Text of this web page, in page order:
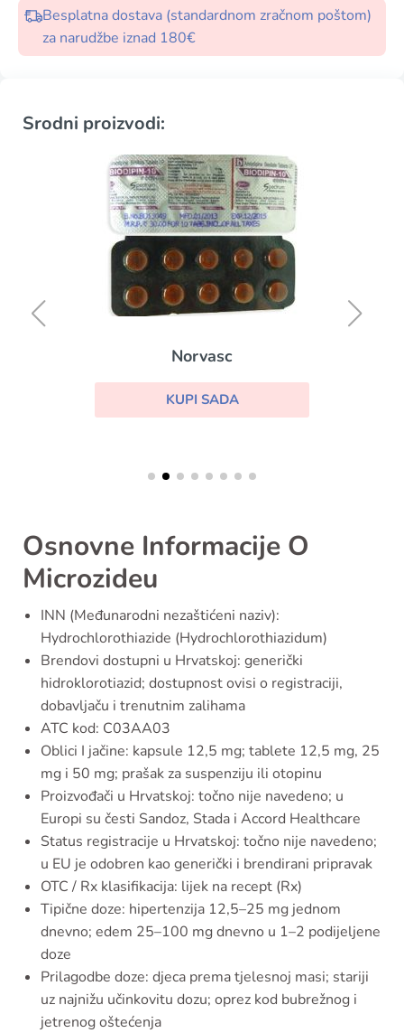
Besplatna dostava (standardnom zračnom poštom)
za narudžbe iznad 180€
Srodni proizvodi:
Norvasc
KUPI SADA
Osnovne Informacije O
Microzideu
INN (Međunarodni nezaštićeni naziv):
Hydrochlorothiazide (Hydrochlorothiazidum)
Brendovi dostupni u Hrvatskoj: generički
hidroklorotiazid; dostupnost ovisi o registraciji,
dobavljaču i trenutnim zalihama
ATC kod: C03AA03
Oblici I jačine: kapsule 12,5 mg; tablete 12,5 mg, 25
mg i 50 mg; prašak za suspenziju ili otopinu
Proizvođači u Hrvatskoj: točno nije navedeno; u
Europi su česti Sandoz, Stada i Accord Healthcare
Status registracije u Hrvatskoj: točno nije navedeno;
u EU je odobren kao generički i brendirani pripravak
OTC / Rx klasifikacija: lijek na recept (Rx)
Tipične doze: hipertenzija 12,5–25 mg jednom
dnevno; edem 25–100 mg dnevno u 1–2 podijeljene
doze
Prilagodbe doze: djeca prema tjelesnoj masi; stariji
uz najnižu učinkovitu dozu; oprez kod bubrežnog i
jetrenog oštećenja